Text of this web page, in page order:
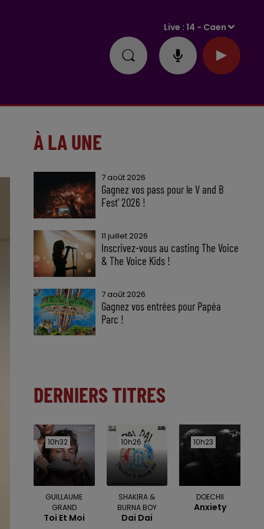
Live :14 - Caen
À LA UNE
7 août 2026
Gagnez vos pass pour le V and B
Fest' 2026 !
11 juillet 2026
Inscrivez-vous au casting The Voice
& The Voice Kids !
7 août 2026
Gagnez vos entrées pour Papéa
Parc !
DERNIERS TITRES
10h32
10h32
GUILLAUME
GRAND
Toi Et Moi
10h26
10h26
SHAKIRA &
BURNA BOY
Dai Dai
10h23
10h23
DOECHII
Anxiety